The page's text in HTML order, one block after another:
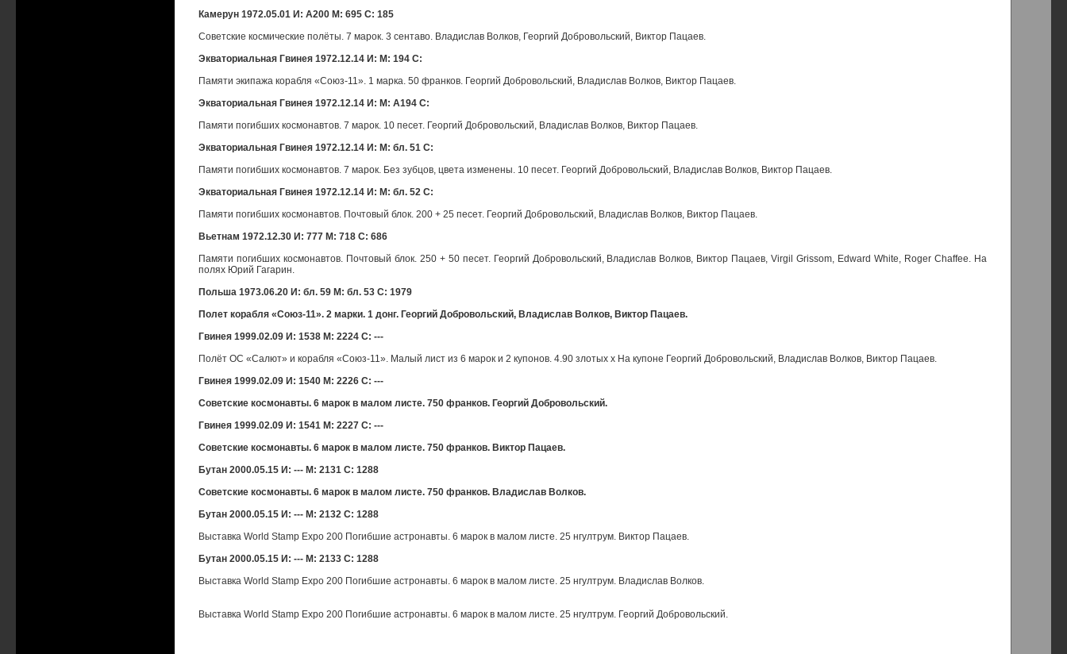
Камерун 1972.05.01 И: А200 М: 695 C: 185
Советские космические полёты. 7 марок. 3 сентаво. Владислав Волков, Георгий Добровольский, Виктор Пацаев.
Экваториальная Гвинея 1972.12.14 И: М: 194 С:
Памяти экипажа корабля «Союз-11». 1 марка. 50 франков. Георгий Добровольский, Владислав Волков, Виктор Пацаев.
Экваториальная Гвинея 1972.12.14 И: М: А194 С:
Памяти погибших космонавтов. 7 марок. 10 песет. Георгий Добровольский, Владислав Волков, Виктор Пацаев.
Экваториальная Гвинея 1972.12.14 И: М: бл. 51 С:
Памяти погибших космонавтов. 7 марок. Без зубцов, цвета изменены. 10 песет. Георгий Добровольский, Владислав Волков, Виктор Пацаев.
Экваториальная Гвинея 1972.12.14 И: М: бл. 52 С:
Памяти погибших космонавтов. Почтовый блок. 200 + 25 песет. Георгий Добровольский, Владислав Волков, Виктор Пацаев.
Вьетнам 1972.12.30 И: 777 М: 718 С: 686
Памяти погибших космонавтов. Почтовый блок. 250 + 50 песет. Георгий Добровольский, Владислав Волков, Виктор Пацаев, Virgil Grissom, Edward White, Roger Chaffee. На
полях Юрий Гагарин.
Польша 1973.06.20 И: бл. 59 М: бл. 53 С: 1979
Полет корабля «Союз-11». 2 марки. 1 донг. Георгий Добровольский, Владислав Волков, Виктор Пацаев.
Гвинея 1999.02.09 И: 1538 М: 2224 С: ---
Полёт ОС «Салют» и корабля «Союз-11». Малый лист из 6 марок и 2 купонов. 4.90 злотых х На купоне Георгий Добровольский, Владислав Волков, Виктор Пацаев.
Гвинея 1999.02.09 И: 1540 М: 2226 С: ---
Советские космонавты. 6 марок в малом листе. 750 франков. Георгий Добровольский.
Гвинея 1999.02.09 И: 1541 М: 2227 С: ---
Советские космонавты. 6 марок в малом листе. 750 франков. Виктор Пацаев.
Бутан 2000.05.15 И: --- М: 2131 С: 1288
Советские космонавты. 6 марок в малом листе. 750 франков. Владислав Волков.
Бутан 2000.05.15 И: --- М: 2132 С: 1288
Выставка World Stamp Expo 200 Погибшие астронавты. 6 марок в малом листе. 25 нгултрум. Виктор Пацаев.
Бутан 2000.05.15 И: --- М: 2133 С: 1288
Выставка World Stamp Expo 200 Погибшие астронавты. 6 марок в малом листе. 25 нгултрум. Владислав Волков.
Выставка World Stamp Expo 200 Погибшие астронавты. 6 марок в малом листе. 25 нгултрум. Георгий Добровольский.